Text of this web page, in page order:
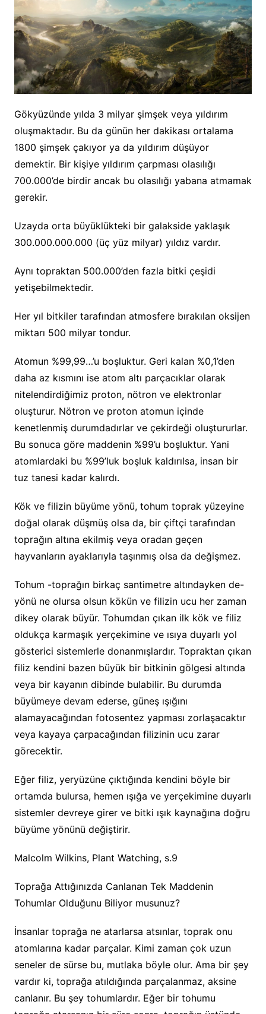
Gökyüzünde yılda 3 milyar şimşek veya yıldırım
oluşmaktadır. Bu da günün her dakikası ortalama
1800 şimşek çakıyor ya da yıldırım düşüyor
demektir. Bir kişiye yıldırım çarpması olasılığı
700.000’de birdir ancak bu olasılığı yabana atmamak
gerekir.
Uzayda orta büyüklükteki bir galakside yaklaşık
300.000.000.000 (üç yüz milyar) yıldız vardır.
Aynı topraktan 500.000’den fazla bitki çeşidi
yetişebilmektedir.
Her yıl bitkiler tarafından atmosfere bırakılan oksijen
miktarı 500 milyar tondur.
Atomun %99,99…’u boşluktur. Geri kalan %0,1’den
daha az kısmını ise atom altı parçacıklar olarak
nitelendirdiğimiz proton, nötron ve elektronlar
oluşturur. Nötron ve proton atomun içinde
kenetlenmiş durumdadırlar ve çekirdeği oluştururlar.
Bu sonuca göre maddenin %99’u boşluktur. Yani
atomlardaki bu %99’luk boşluk kaldırılsa, insan bir
tuz tanesi kadar kalırdı.
Kök ve filizin büyüme yönü, tohum toprak yüzeyine
doğal olarak düşmüş olsa da, bir çiftçi tarafından
toprağın altına ekilmiş veya oradan geçen
hayvanların ayaklarıyla taşınmış olsa da değişmez.
Tohum -toprağın birkaç santimetre altındayken de-
yönü ne olursa olsun kökün ve filizin ucu her zaman
dikey olarak büyür. Tohumdan çıkan ilk kök ve filiz
oldukça karmaşık yerçekimine ve ısıya duyarlı yol
gösterici sistemlerle donanmışlardır. Topraktan çıkan
filiz kendini bazen büyük bir bitkinin gölgesi altında
veya bir kayanın dibinde bulabilir. Bu durumda
büyümeye devam ederse, güneş ışığını
alamayacağından fotosentez yapması zorlaşacaktır
veya kayaya çarpacağından filizinin ucu zarar
görecektir.
Eğer filiz, yeryüzüne çıktığında kendini böyle bir
ortamda bulursa, hemen ışığa ve yerçekimine duyarlı
sistemler devreye girer ve bitki ışık kaynağına doğru
büyüme yönünü değiştirir.
Malcolm Wilkins, Plant Watching, s.9
Toprağa Attığınızda Canlanan Tek Maddenin
Tohumlar Olduğunu Biliyor musunuz?
İnsanlar toprağa ne atarlarsa atsınlar, toprak onu
atomlarına kadar parçalar. Kimi zaman çok uzun
seneler de sürse bu, mutlaka böyle olur. Ama bir şey
vardır ki, toprağa atıldığında parçalanmaz, aksine
canlanır. Bu şey tohumlardır. Eğer bir tohumu